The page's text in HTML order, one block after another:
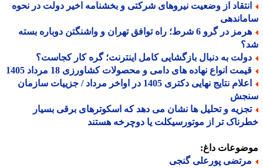
از وضعیت نیروهای شرکتی و بخشنامه اخیر دولت در نحوه
هرمز در گرو 6 شرط؛ راه توافق تهران و واشنگتن دوباره بسته
به دنبال بازگشایی کامل اینترنت؛ گره کار کجاست؟
انواع نهاده های دامی و محصولات کشاورزی 18 مرداد 1405
اعلام نتایج نهایی دکتری 1405 در اواخر مرداد / جزییات سازمان
و تحلیل ها نشان می دهد که اسکوترهای برقی بسیار
تر از موتورسیکلت یا دوچرخه هستند
داغ:
پورعلی گنجی